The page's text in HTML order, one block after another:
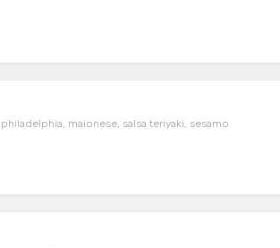
maionese, salsa teriyaki, sesamo